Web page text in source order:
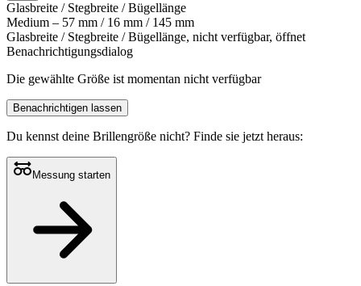
Glasbreite / Stegbreite / Bügellänge
Medium – 57 mm / 16 mm / 145 mm
Glasbreite / Stegbreite / Bügellänge, nicht verfügbar, öffnet
Benachrichtigungsdialog
Die gewählte Größe ist momentan nicht verfügbar
Benachrichtigen lassen
Du kennst deine Brillengröße nicht? Finde sie jetzt heraus:
Messung starten